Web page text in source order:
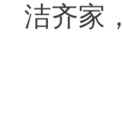
洁齐家